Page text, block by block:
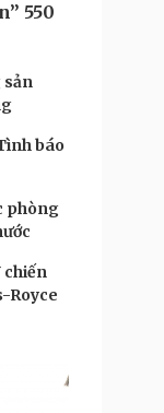
550
sản
báo
phòng
chiến
Royce